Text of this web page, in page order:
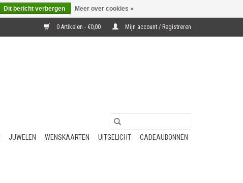
0 Artikelen - €0,00 Mijn account / Registreren
JUWELEN WENSKAARTEN UITGELICHT CADEAUBONNEN
Dit bericht verbergen Meer over cookies »